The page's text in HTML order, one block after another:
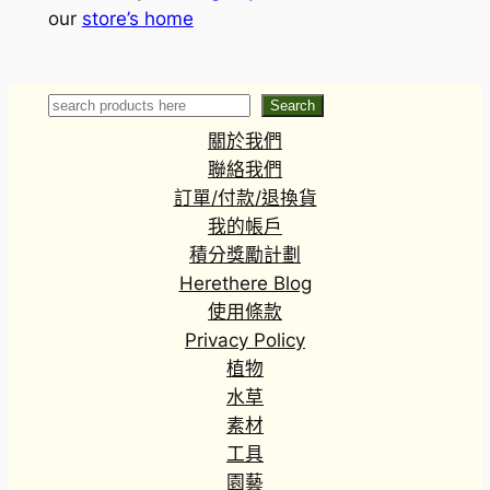
our store’s home
Search Search
關於我們
聯絡我們
訂單/付款/退換貨
我的帳戶
積分獎勵計劃
Herethere Blog
使用條款
Privacy Policy
植物
水草
素材
工具
園藝